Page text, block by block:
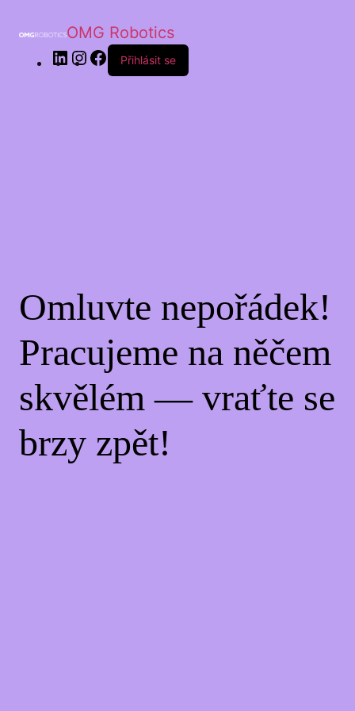
OMG Robotics
LinkedInInstagram
Facebook
Přihlásit se
Omluvte nepořádek!
Pracujeme na něčem
skvělém — vraťte se
brzy zpět!